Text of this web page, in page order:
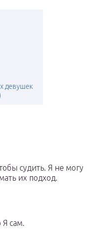
девушек
судить. Я не могу
их подход.
сам.